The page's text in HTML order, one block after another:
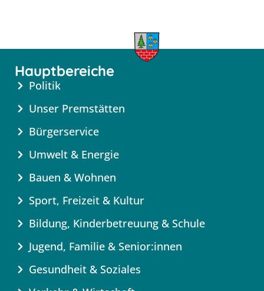
Hauptbereiche
Politik
Unser Premstätten
Bürgerservice
Umwelt & Energie
Bauen & Wohnen
Sport, Freizeit & Kultur
Bildung, Kinderbetreuung & Schule
Jugend, Familie & Senior:innen
Gesundheit & Soziales